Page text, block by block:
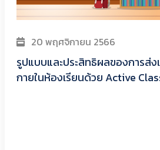
20 พฤศจิกายน 2566
รูปแบบและประสิทธิผลของการส่
กายในห้องเรียนด้วย Active